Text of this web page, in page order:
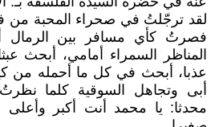
لقد ترجّلتُ في صحراء المحبة من
فصرتُ كأي مسافر بين الرمال
المناظر السمراء أمامي، أبحث
عذبا، أبحث في كل ما أحمله من
أبى وتجاهل السوقية كلما
محدثا: يا محمد أنت أكبر